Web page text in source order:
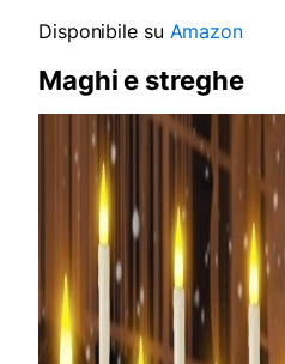
Disponibile su Amazon
Maghi e streghe